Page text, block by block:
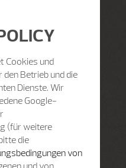
Cookies und
den Betrieb und die
Dienste. Wir
Google-
(für weitere
die
von
und von